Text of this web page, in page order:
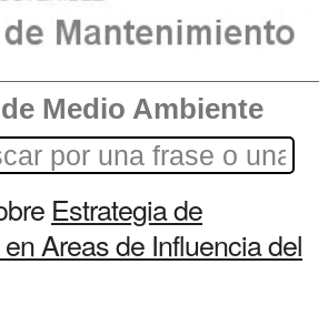
Medio Ambiente
Estrategia de
Areas de Influencia del